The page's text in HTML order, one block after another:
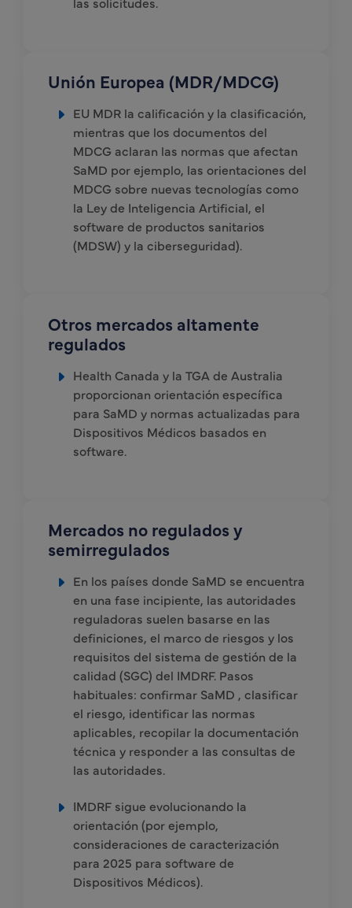
Unión Europea (MDR/MDCG)
EU MDR la calificación y la clasificación,
mientras que los documentos del
MDCG aclaran las normas que afectan
SaMD por ejemplo, las orientaciones del
MDCG sobre nuevas tecnologías como
la Ley de Inteligencia Artificial, el
software de productos sanitarios
(MDSW) y la ciberseguridad).
Otros mercados altamente
regulados
Health Canada y la TGA de Australia
proporcionan orientación específica
para SaMD y normas actualizadas para
Dispositivos Médicos basados en
software.
Mercados no regulados y
semirregulados
En los países donde SaMD se encuentra
en una fase incipiente, las autoridades
reguladoras suelen basarse en las
definiciones, el marco de riesgos y los
requisitos del sistema de gestión de la
calidad (SGC) del IMDRF. Pasos
habituales: confirmar SaMD , clasificar
el riesgo, identificar las normas
aplicables, recopilar la documentación
técnica y responder a las consultas de
las autoridades.
IMDRF sigue evolucionando la
orientación (por ejemplo,
consideraciones de caracterización
para 2025 para software de
Dispositivos Médicos).